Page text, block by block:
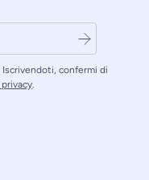
confermi di
.